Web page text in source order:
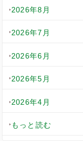
2026年8月
2026年7月
2026年6月
2026年5月
2026年4月
もっと読む